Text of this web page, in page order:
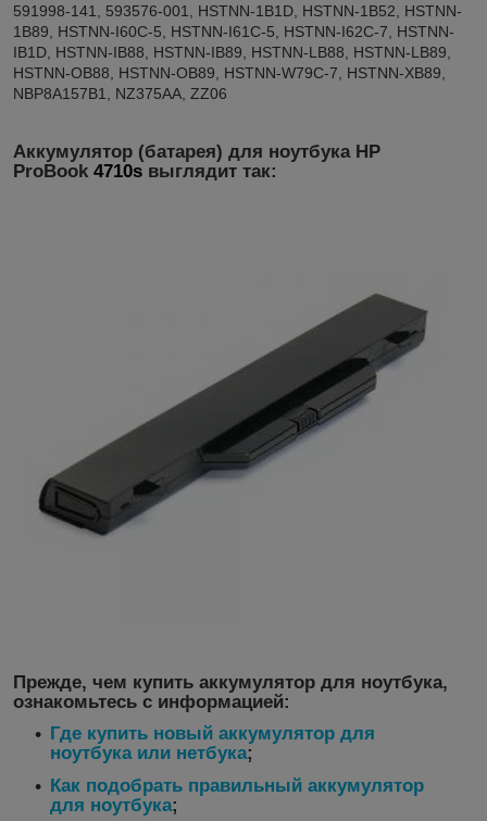
591998-141, 593576-001, HSTNN-1B1D, HSTNN-1B52, HSTNN-
1B89, HSTNN-I60C-5, HSTNN-I61C-5, HSTNN-I62C-7, HSTNN-
IB1D, HSTNN-IB88, HSTNN-IB89, HSTNN-LB88, HSTNN-LB89,
HSTNN-OB88, HSTNN-OB89, HSTNN-W79C-7, HSTNN-XB89,
NBP8A157B1, NZ375AA, ZZ06
Аккумулятор (батарея) для ноутбука HP
ProBook 4710s выглядит так:
Прежде, чем купить аккумулятор для ноутбука,
ознакомьтесь с информацией:
Где купить новый аккумулятор для
ноутбука или нетбука;
Как подобрать правильный аккумулятор
для ноутбука;